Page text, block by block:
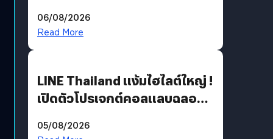
06/08/2026
Read More
LINE Thailand แง้มไฮไลต์ใหญ่ !
เปิดตัวโปรเจกต์คอลแลบฉลอง
Moon x LINE FRIENDS
05/08/2026